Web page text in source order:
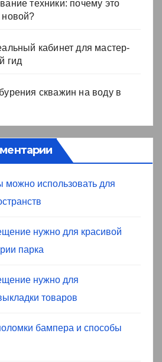
техники: почему это
новой?
кабинет для мастер-
гид
скважин на воду в
можно использовать для
нужно для красивой
парка
нужно для
товаров
бампера и способы